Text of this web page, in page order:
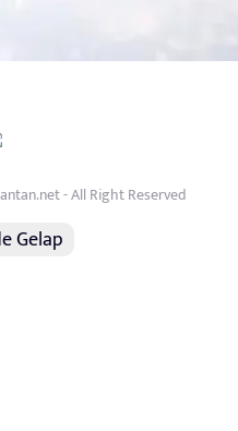
- All Right Reserved
Gelap